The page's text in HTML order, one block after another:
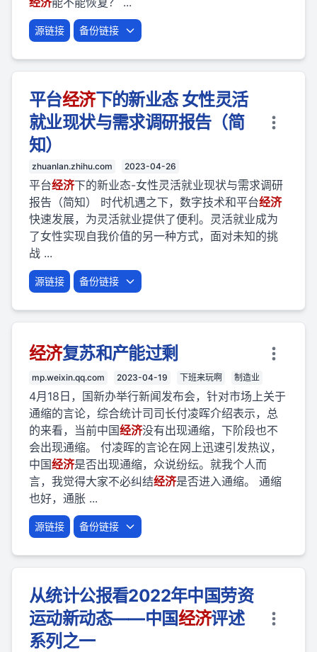
源链接 备份链接
平台经济下的新业态 女性灵活
就业现状与需求调研报告（简
知）
zhuanlan.zhihu.com 2023-04-26
平台经济下的新业态-女性灵活就业现状与需求调研
报告（简知） 时代机遇之下，数字技术和平台经济
快速发展，为灵活就业提供了便利。灵活就业成为
了女性实现自我价值的另一种方式，面对未知的挑
战 ...
源链接 备份链接
经济复苏和产能过剩
mp.weixin.qq.com 2023-04-19 下班来玩啊 制造业
4月18日，国新办举行新闻发布会，针对市场上关于
通缩的言论，综合统计司司长付凌晖介绍表示，总
的来看，当前中国经济没有出现通缩，下阶段也不
会出现通缩。 付凌晖的言论在网上迅速引发热议，
中国经济是否出现通缩，众说纷纭。就我个人而
言，我觉得大家不必纠结经济是否进入通缩。 通缩
也好，通胀 ...
源链接 备份链接
从统计公报看2022年中国劳资
运动新动态——中国经济评述
系列之一